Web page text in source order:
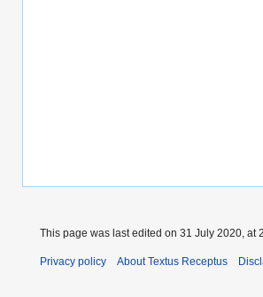
This page was last edited on 31 July 2020, at
Privacy policy About Textus Receptus